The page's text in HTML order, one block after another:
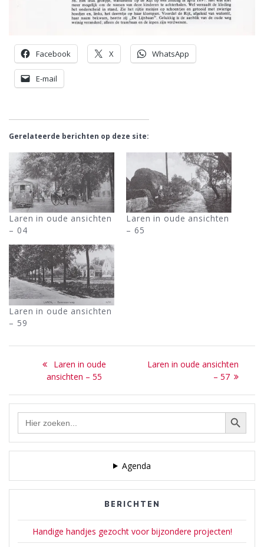
Facebook X WhatsApp
E-mail
Gerelateerde berichten op deze site:
Laren in oude ansichten
– 04
Laren in oude ansichten
– 65
Laren in oude ansichten
– 59
Bericht
navigatie
Previous
post:
Laren in oude
ansichten – 55
Next
Laren in oude ansichten
– 57
Zoek Zoekknop
Agenda
BERICHTEN
Handige handjes gezocht voor bijzondere projecten!